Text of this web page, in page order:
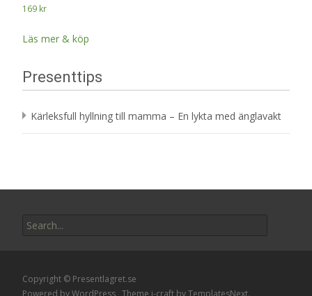
169 kr
Läs mer & köp
Presenttips
Kärleksfull hyllning till mamma – En lykta med änglavakt
for:
Copyright © Presentlagret.se
Powered by WordPress , Theme i-craft by TemplatesNext.